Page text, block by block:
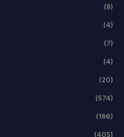
(8)
(4)
(7)
(4)
(20)
(574)
(186)
(405)